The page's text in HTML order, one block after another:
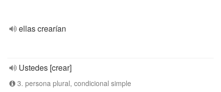
ellas crearían
Ustedes [crear]
3. persona plural, condicional simple